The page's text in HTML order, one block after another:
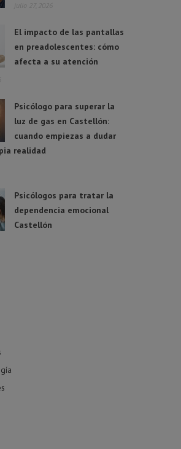
julio 27, 2026
El impacto de las pantallas
en preadolescentes: cómo
afecta a su atención
Psicólogo para superar la
luz de gas en Castellón:
cuando empiezas a dudar
realidad
Psicólogos para tratar la
dependencia emocional
Castellón